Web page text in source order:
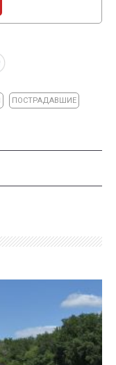
ПОСТРАДАВШИЕ